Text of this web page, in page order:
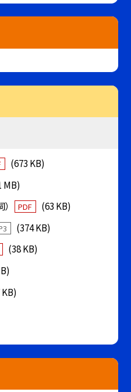
(673 KB)
MB)
PDF
(63 KB)
(374 KB)
(38 KB)